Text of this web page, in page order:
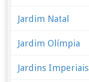
Jardim Natal
Jardim Olímpia
Jardins Imperiais